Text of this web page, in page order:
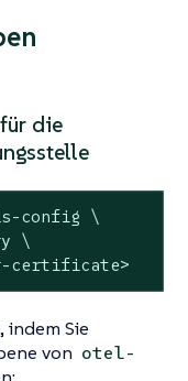
die
config \
\
certificate>
indem Sie
von otel-